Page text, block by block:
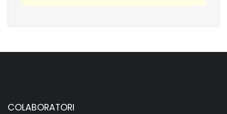
COLABORATORI